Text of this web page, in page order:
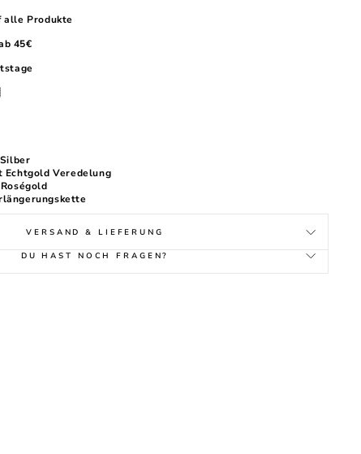
alle Produkte
45€
Echtgold Veredelung
VERSAND & LIEFERUNG
DU HAST NOCH FRAGEN?